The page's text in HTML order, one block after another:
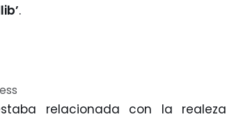
.
relacionada con la realeza